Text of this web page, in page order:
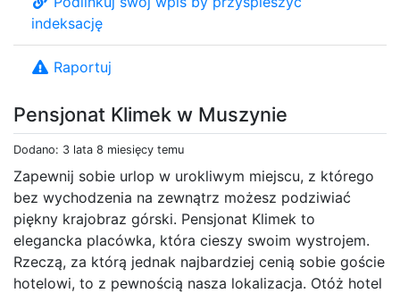
Pensjonat Klimek w Muszynie
Dodano: 3 lata 8 miesięcy temu
Zapewnij sobie urlop w urokliwym miejscu, z którego
bez wychodzenia na zewnątrz możesz podziwiać
piękny krajobraz górski. Pensjonat Klimek to
elegancka placówka, która cieszy swoim wystrojem.
Rzeczą, za którą jednak najbardziej cenią sobie goście
hotelowi, to z pewnością nasza lokalizacja. Otóż hotel
indeksację
Raportuj